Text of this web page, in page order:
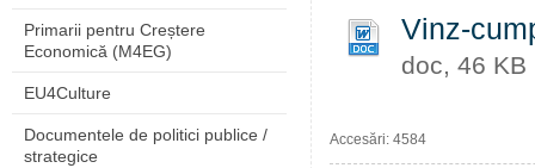
Primarii pentru Creștere
Economică (M4EG)
EU4Culture
Documentele de politici publice /
strategice
Vinz-
doc, 46 KB
Accesări: 4584